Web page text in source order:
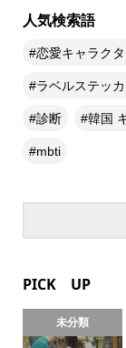
人気検索語
恋愛キャラク
ラベルステッ
診断 韓国
mbti
PICK UP
未分類